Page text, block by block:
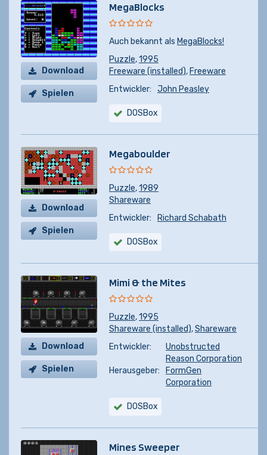
Download
Spielen
MegaBlocks
Auch bekannt als MegaBlocks!
Puzzle,1995
Freeware (installed), Freeware
Entwickler:
John Peasley
DOSBox
Download
Spielen
Megaboulder
Puzzle,1989
Shareware
Entwickler:
Richard Schabath
DOSBox
Download
Spielen
Mimi & the Mites
Puzzle,1995
Shareware (installed),Shareware
Entwickler:
Unobstructed
Reason Corporation
Herausgeber:
FormGen
Corporation
DOSBox
Mines Sweeper